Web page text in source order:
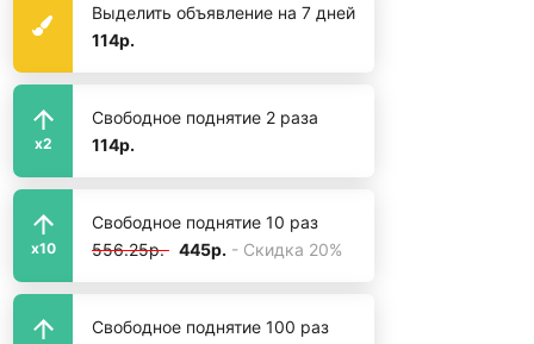
Выделить объявление на 7 дней
114р.
x2
Свободное поднятие 2 раза
114р.
x10
Свободное поднятие 10 раз
556.25р. 445р. - Скидка 20%
Свободное поднятие 100 раз